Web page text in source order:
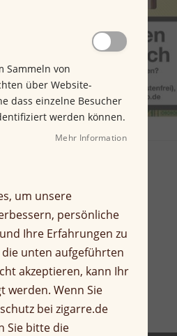
Sammeln von
über Website-
dass einzelne Besucher
werden können.
Mehr Information
um unsere
persönliche
Ihre Erfahrungen zu
unten aufgeführten
akzeptieren, kann Ihr
werden. Wenn Sie
bei zigarre.de
Sie bitte die